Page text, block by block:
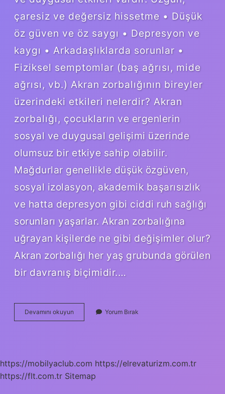
çaresiz ve değersiz hissetme • Düşük
öz güven ve öz saygı • Depresyon ve
kaygı • Arkadaşlıklarda sorunlar •
Fiziksel semptomlar (baş ağrısı, mide
ağrısı, vb.) Akran zorbalığının bireyler
üzerindeki etkileri nelerdir? Akran
zorbalığı, çocukların ve ergenlerin
sosyal ve duygusal gelişimi üzerinde
olumsuz bir etkiye sahip olabilir.
Mağdurlar genellikle düşük özgüven,
sosyal izolasyon, akademik başarısızlık
ve hatta depresyon gibi ciddi ruh sağlığı
sorunları yaşarlar. Akran zorbalığına
uğrayan kişilerde ne gibi değişimler olur?
Akran zorbalığı her yaş grubunda görülen
bir davranış biçimidir.…
Devamını okuyun
Zorbalığının
Yorum Bırak
https://mobilyaclub.com https://elrevaturizm.com.tr
https://flt.com.tr Sitemap